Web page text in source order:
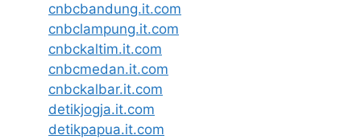
cnbcbandung.it.com
cnbclampung.it.com
cnbckaltim.it.com
cnbcmedan.it.com
cnbckalbar.it.com
detikjogja.it.com
detikpapua.it.com